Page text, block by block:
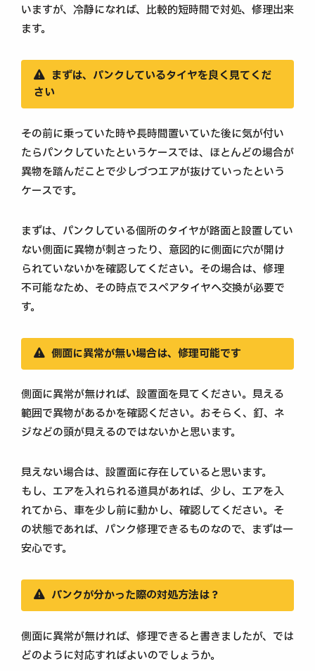
いますが、冷静になれば、比較的短時間で対処、修理出来
ます。
まずは、パンクしているタイヤを良く見てくだ
さい
その前に乗っていた時や長時間置いていた後に気が付い
たらパンクしていたというケースでは、ほとんどの場合が
異物を踏んだことで少しづつエアが抜けていったという
ケースです。
まずは、パンクしている個所のタイヤが路面と設置してい
ない側面に異物が刺さったり、意図的に側面に穴が開け
られていないかを確認してください。その場合は、修理
不可能なため、その時点でスペアタイヤへ交換が必要で
す。
側面に異常が無い場合は、修理可能です
側面に異常が無ければ、設置面を見てください。見える
範囲で異物があるかを確認ください。おそらく、釘、ネ
ジなどの頭が見えるのではないかと思います。
見えない場合は、設置面に存在していると思います。
もし、エアを入れられる道具があれば、少し、エアを入
れてから、車を少し前に動かし、確認してください。そ
の状態であれば、パンク修理できるものなので、まずは一
安心です。
パンクが分かった際の対処方法は？
側面に異常が無ければ、修理できると書きましたが、では
どのように対応すればよいのでしょうか。